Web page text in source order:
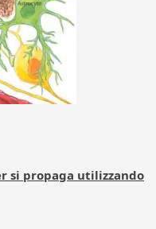
si propaga utilizzando